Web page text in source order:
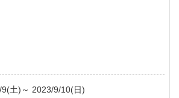
(土)～ 2023/9/10(日)